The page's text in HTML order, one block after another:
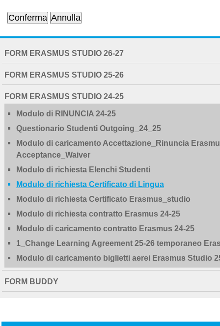
EXTENDED
FORM ERASMUS STUDIO 26-27
FORM ERASMUS STUDIO 25-26
FORM ERASMUS STUDIO 24-25
Modulo di RINUNCIA 24-25
Questionario Studenti Outgoing_24_25
Modulo di caricamento Accettazione_Rinuncia
Acceptance_Waiver
Modulo di richiesta Elenchi Studenti
Modulo di richiesta Certificato di Lingua
Modulo di richiesta Certificato Erasmus_studio
Modulo di richiesta contratto Erasmus 24-25
Modulo di caricamento contratto Erasmus 24-25
1_Change Learning Agreement 25-26 temporaneo
Modulo di caricamento biglietti aerei Erasmus Studio
FORM BUDDY